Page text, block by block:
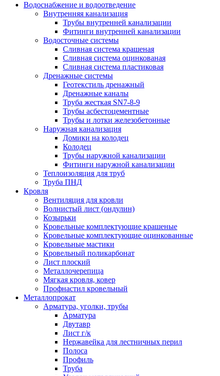
Водоснабжение и водоотведение
Внутренняя канализация
Трубы внутренней канализации
Фитинги внутренней канализации
Водосточные системы
Сливная система крашеная
Сливная система оцинкованая
Сливная система пластиковая
Дренажные системы
Геотекстиль дренажный
Дренажные каналы
Труба жесткая SN7-8-9
Трубы асбестоцементные
Трубы и лотки железобетонные
Наружная канализация
Домики на колодец
Колодец
Трубы наружной канализации
Фитинги наружной канализации
Теплоизоляция для труб
Труба ПНД
Кровля
Вентиляция для кровли
Волнистый лист (ондулин)
Козырьки
Кровельные комплектующие крашеные
Кровельные комплектующие оцинкованные
Кровельные мастики
Кровельный поликарбонат
Лист плоский
Металлочерепица
Мягкая кровля, ковер
Профнастил кровельный
Металлопрокат
Арматура, уголки, трубы
Арматура
Двутавр
Лист г/к
Нержавейка для лестничных перил
Полоса
Профиль
Труба